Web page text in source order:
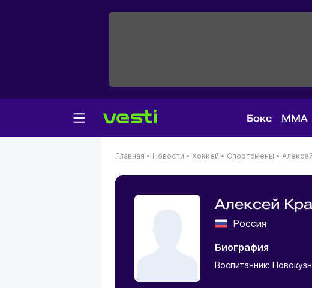
Бокс MMA
Главная • Новости • Хоккей • Спортсмены •
Алексей
Россия
Биография
Воспитанник: